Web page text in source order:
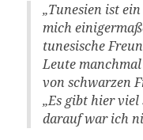
„Tunesien ist
mich
tunesische
Leute
von schwarzen
„Es gibt hier
darauf war ich